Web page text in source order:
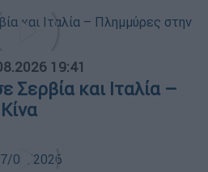
19:41
Σερβία και Ιταλία –